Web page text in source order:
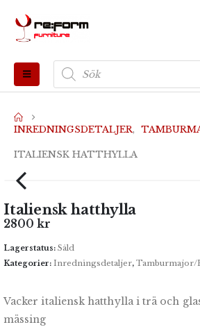
Produktsökning
INREDNINGSDETALJER,
ITALIENSK HATTHYLLA
Italiensk hatthylla
2800 kr
Lagerstatus: Såld
Kategorier: Inredningsdetaljer, Tamburmajor/
Vacker italiensk hatthylla i trä och
mässing